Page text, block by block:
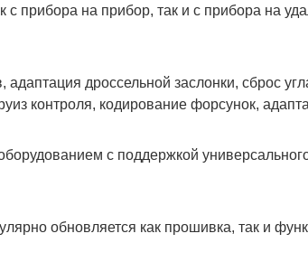
прибора на прибор, так и с прибора на
дроссельной заслонки, сброс
контроля, кодирование форсунок,
с поддержкой
обновляется как прошивка, так и